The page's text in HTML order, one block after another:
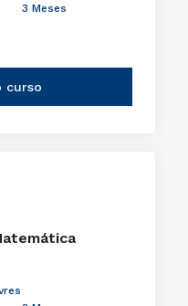
3 Meses
curso